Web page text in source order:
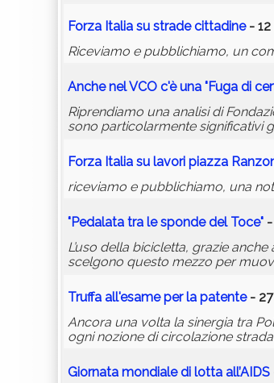
Forza Italia su strade cittadine- 12
Riceviamo e pubblichiamo, un
Anche nel VCO c'è una "Fuga di
Riprendiamo una analisi di
sono particolarmente significativi
Forza Italia su lavori piazza
riceviamo e pubblichiamo, una
"Pedalata tra le sponde del Toce"
L’uso della bicicletta, grazie
scelgono questo mezzo per
Truffa all'esame per la patente- 27
Ancora una volta la sinergia tra
ogni nozione di circolazione
Giornata mondiale di lotta all’AIDS